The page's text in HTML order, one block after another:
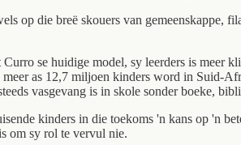
op die breë skouers van gemeenskappe,
se huidige model, sy leerders is meer
as 12,7 miljoen kinders word in Suid-
vasgevang is in skole sonder boeke,
kinders in die toekoms 'n kans op 'n
om sy rol te vervul nie.